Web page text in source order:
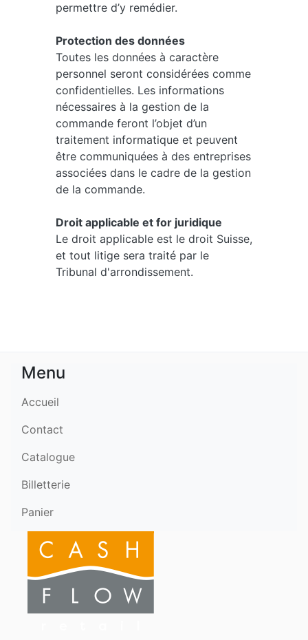
permettre d’y remédier.
Protection des données
Toutes les données à caractère
personnel seront considérées comme
confidentielles. Les informations
nécessaires à la gestion de la
commande feront l’objet d’un
traitement informatique et peuvent
être communiquées à des entreprises
associées dans le cadre de la gestion
de la commande.
Droit applicable et for juridique
Le droit applicable est le droit Suisse,
et tout litige sera traité par le
Tribunal d'arrondissement.
Menu
Accueil
Contact
Catalogue
Billetterie
Panier